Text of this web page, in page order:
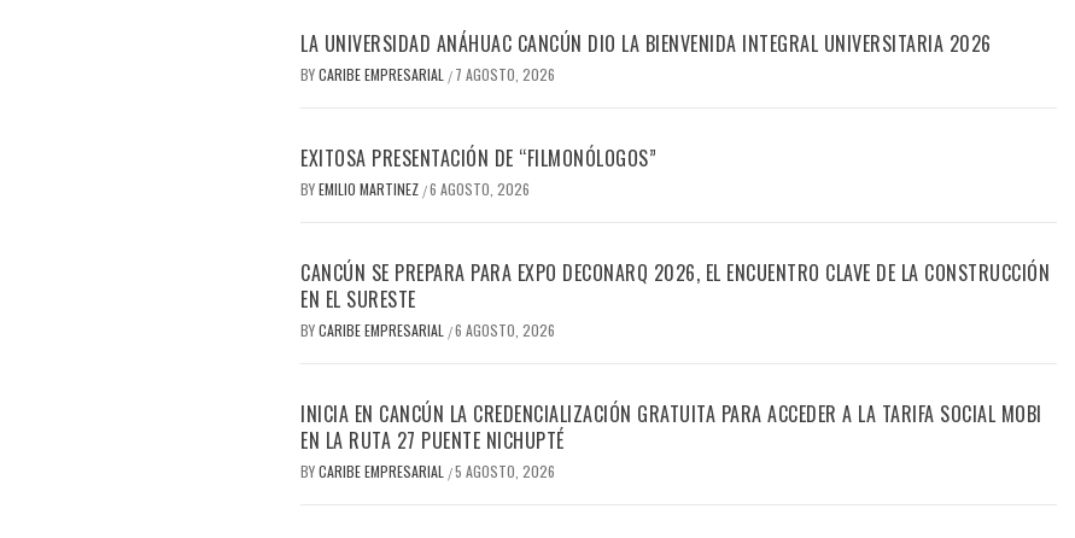
LA UNIVERSIDAD ANÁHUAC CANCÚN DIO LA BIENVENIDA INTEGRAL UNIVERSITARIA 2026
BYCARIBE EMPRESARIAL / 7 AGOSTO, 2026
EXITOSA PRESENTACIÓN DE “FILMONÓLOGOS”
BYEMILIO MARTINEZ /6 AGOSTO, 2026
CANCÚN SE PREPARA PARA EXPO DECONARQ 2026, EL ENCUENTRO CLAVE DE LA CONSTRUCCIÓN
EN EL SURESTE
BYCARIBE EMPRESARIAL /6 AGOSTO, 2026
INICIA EN CANCÚN LA CREDENCIALIZACIÓN GRATUITA PARA ACCEDER A LA TARIFA SOCIAL MOBI
EN LA RUTA 27 PUENTE NICHUPTÉ
BYCARIBE EMPRESARIAL /5 AGOSTO, 2026